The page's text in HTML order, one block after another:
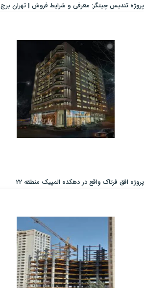
پروژه تندیس چیتگر: معرفی و شرایط فروش | تهران برج
پروژه افق فرتاک واقع در دهکده المپیک منطقه 22